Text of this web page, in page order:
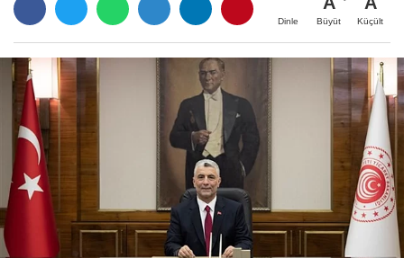
Dinle Büyüt Küçült